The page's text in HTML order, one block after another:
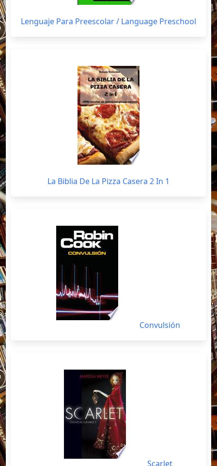
Lenguaje Para Preescolar / Language Preschool
La Biblia De La Pizza Casera 2 In 1
Convulsión
Scarlet